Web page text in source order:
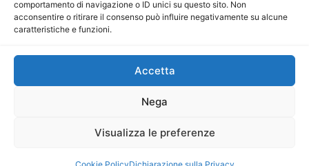
comportamento di navigazione o ID unici su questo sito. Non
acconsentire o ritirare il consenso può influire negativamente su alcune
caratteristiche e funzioni.
Accetta
Nega
Visualizza le preferenze
CdP: Presentazione
CdP: Regolamento e Comitato di gestione
CdP: Collabora e contatti
© Tutti i diritti riservati